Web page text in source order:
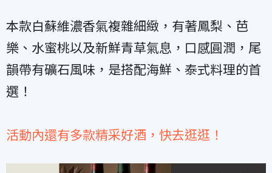
本款白蘇維濃香氣複雜細緻，有著鳳梨、芭
樂、水蜜桃以及新鮮青草氣息，口感圓潤，尾
韻帶有礦石風味，是搭配海鮮、泰式料理的首
選！
活動內還有多款精采好酒，快去逛逛！